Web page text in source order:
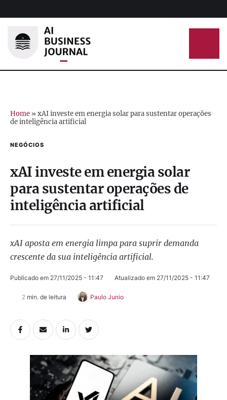
Home » xAI investe em energia solar para sustentar operações
de inteligência artificial
NEGÓCIOS
xAI investe em energia solar
para sustentar operações de
inteligência artificial
xAI aposta em energia limpa para suprir demanda
crescente da sua inteligência artificial.
Publicado em 27/11/2025 - 11:47 Atualizado em 27/11/2025 - 11:47
2 min. de leitura Paulo Junio